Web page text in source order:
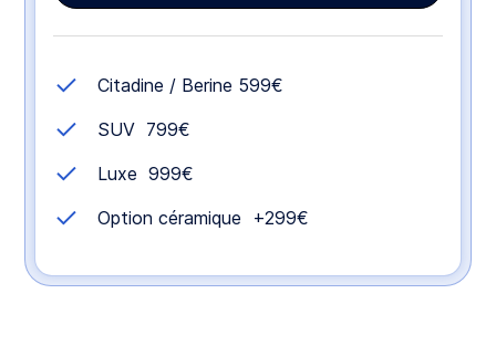
Citadine / Berine 599€
SUV 799€
Luxe 999€
Option céramique +299€